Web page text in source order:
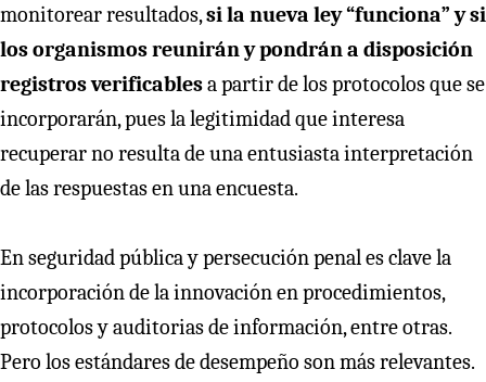
monitorear resultados,si la nueva ley “funciona” y si
los organismos reunirán y pondrán a disposición
registros verificablesa partir de los protocolos que se
incorporarán, pues la legitimidad que interesa
recuperar no resulta de una entusiasta interpretación
de las respuestas en una encuesta.
En seguridad pública y persecución penal es clave la
incorporación de la innovación en procedimientos,
protocolos y auditorias de información, entre otras.
Pero los estándares de desempeño son más relevantes.